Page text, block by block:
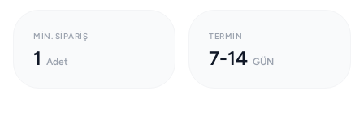
MIN. SIPARIŞ
1 Adet
TERMIN
7-14 GÜN